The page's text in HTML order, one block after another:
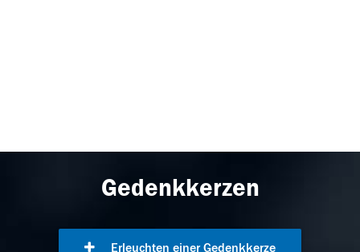
Gedenkkerzen
Erleuchten einer Gedenkkerze